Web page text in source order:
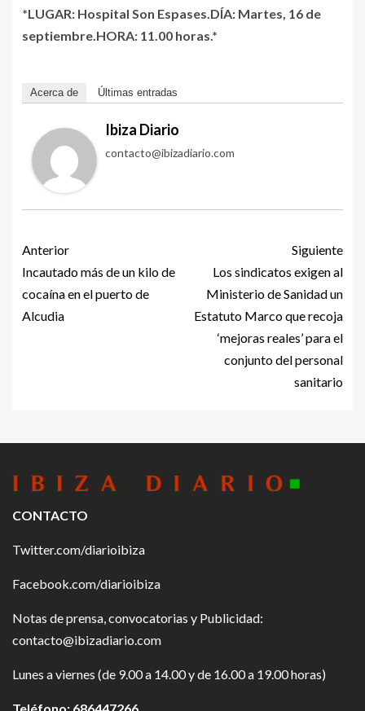
*LUGAR: Hospital Son Espases.DÍA: Martes, 16 de
septiembre.HORA: 11.00 horas.*
Acerca de Últimas entradas
Ibiza Diario
contacto@ibizadiario.com
Anterior
Incautado más de un kilo de
cocaína en el puerto de
Alcudia
Siguiente
Los sindicatos exigen al
Ministerio de Sanidad un
Estatuto Marco que recoja
‘mejoras reales’ para el
conjunto del personal
sanitario
CONTACTO
Twitter.com/diarioibiza
Facebook.com/diarioibiza
Notas de prensa, convocatorias y Publicidad:
contacto@ibizadiario.com
Lunes a viernes (de 9.00 a 14.00 y de 16.00 a 19.00 horas)